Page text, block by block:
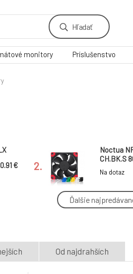
Hľadať
monitory Príslušenstvo
€ 2.
Noctua
CH.BK.S
Na dotaz
Noctua
Ďalšie
Od najdrahších